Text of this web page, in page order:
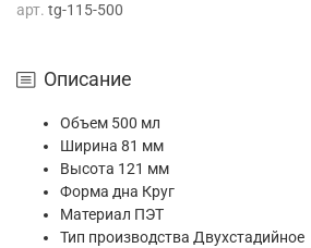
арт. tg-115-500
Описание
Объем 500 мл
Ширина 81 мм
Высота 121 мм
Форма дна Круг
Материал ПЭТ
Тип производства Двухстадийное